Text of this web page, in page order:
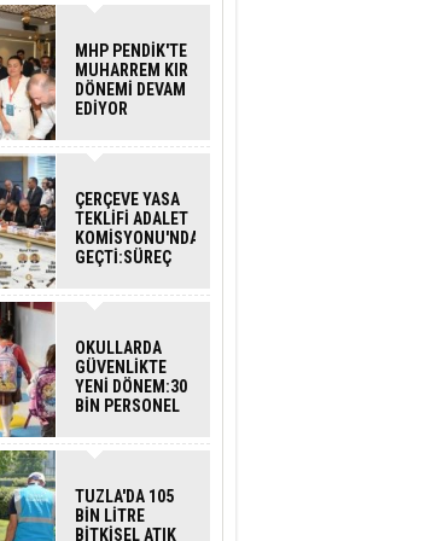
MHP PENDİK'TE
MUHARREM KIR
DÖNEMİ DEVAM
EDİYOR
ÇERÇEVE YASA
TEKLİFİ ADALET
KOMİSYONU'NDAN
GEÇTİ:SÜREÇ
İŞLEYECEK?
OKULLARDA
GÜVENLİKTE
YENİ DÖNEM:30
BİN PERSONEL
DEDEKTÖRLÜ
TUZLA'DA 105
BİN LİTRE
BİTKİSEL ATIK